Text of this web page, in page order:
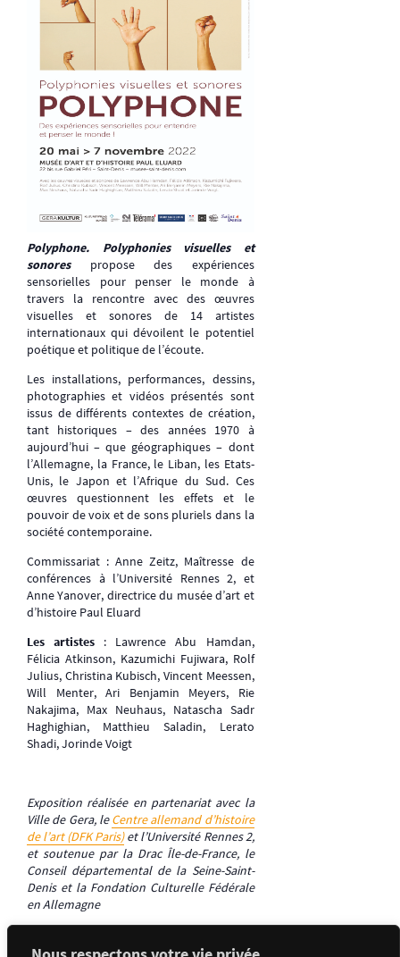
Polyphone. Polyphonies visuelles et
sonorespropose des expériences
sensorielles pour penser le monde à
travers la rencontre avec des œuvres
visuelles et sonores de 14 artistes
internationaux qui dévoilent le potentiel
poétique et politique de l’écoute.
Les installations, performances, dessins,
photographies et vidéos présentés sont
issus de différents contextes de création,
tant historiques – des années 1970 à
aujourd’hui – que géographiques – dont
l’Allemagne, la France, le Liban, les Etats-
Unis, le Japon et l’Afrique du Sud. Ces
œuvres questionnent les effets et le
pouvoir de voix et de sons pluriels dans la
société contemporaine.
Commissariat : Anne Zeitz, Maîtresse de
conférences à l’Université Rennes 2, et
Anne Yanover, directrice du musée d’art et
d’histoire Paul Eluard
Les artistes : Lawrence Abu Hamdan,
Félicia Atkinson, Kazumichi Fujiwara, Rolf
Julius, Christina Kubisch, Vincent Meessen,
Will Menter, Ari Benjamin Meyers, Rie
Nakajima, Max Neuhaus, Natascha Sadr
Haghighian, Matthieu Saladin, Lerato
Shadi, Jorinde Voigt
Exposition réalisée en partenariat avec la
Ville de Gera, leCentre allemand d’histoire
de l’art (DFK Paris)et l’Université Rennes 2,
et soutenue par la Drac Île-de-France, le
Conseil départemental de la Seine-Saint-
Denis et la Fondation Culturelle Fédérale
en Allemagne